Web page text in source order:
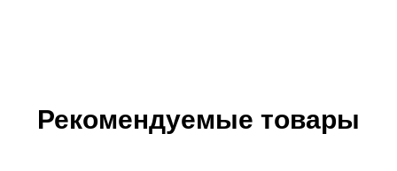
Рекомендуемые товары